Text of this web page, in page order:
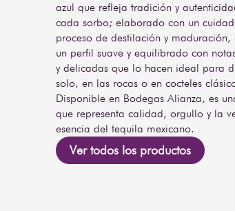
azul que refleja tradición y
cada sorbo; elaborado con un
proceso de destilación y maduración,
un perfil suave y equilibrado con
y delicadas que lo hacen ideal para
solo, en las rocas o en cocteles
Disponible en Bodegas Alianza, es
que representa calidad, orgullo y la
esencia del tequila mexicano.
Ver todos los productos